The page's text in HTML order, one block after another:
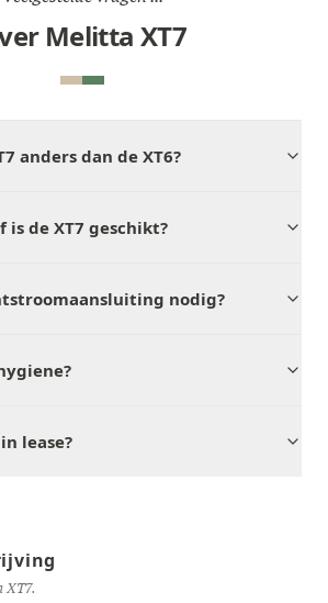
Melitta XT7
anders dan de XT6?
de XT7 geschikt?
nodig?
lease?
XT7.